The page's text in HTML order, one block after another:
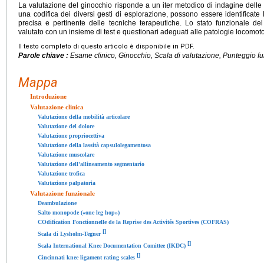
La valutazione del ginocchio risponde a un iter metodico di indagine delle
una codifica dei diversi gesti di esplorazione, possono essere
precisa e pertinente delle tecniche terapeutiche. Lo stato funzionale
valutato con un insieme di test e questionari adeguati alle patologie
Il testo completo di questo articolo è disponibile in PDF.
Parole chiave : Esame clinico, Ginocchio, Scala di valutazione, Punteggio
Mappa
Introduzione
Valutazione clinica
Valutazione della mobilità articolare
Valutazione del dolore
Valutazione propriocettiva
Valutazione della lassità capsulolegamentosa
Valutazione muscolare
Valutazione dell'allineamento segmentario
Valutazione trofica
Valutazione palpatoria
Valutazione funzionale
Deambulazione
Salto monopode («one leg hop»)
COdification Fonctionnelle de la Reprise des Activités Sportives (COFRAS)
Scala di Lysholm-Tegner[]
Scala International Knee Documentation Comittee (IKDC) []
Cincinnati knee ligament rating scales []